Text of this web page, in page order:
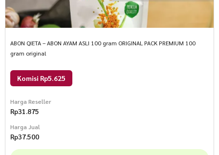
ABON QIETA – ABON AYAM ASLI 100 gram ORIGINAL PACK PREMIUM 100
gram original
Komisi Rp5.625
Harga Reseller
Rp31.875
Harga Jual
Rp37.500